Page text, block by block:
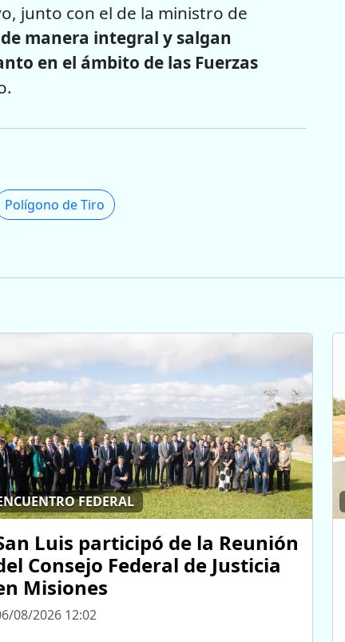
junto con el de la ministro de
manera integral y salgan
en el ámbito de las Fuerzas
Polígono de Tiro
FEDERAL
Luis participó de la Reunión
Consejo Federal de Justicia
Misiones
08/2026 12:02